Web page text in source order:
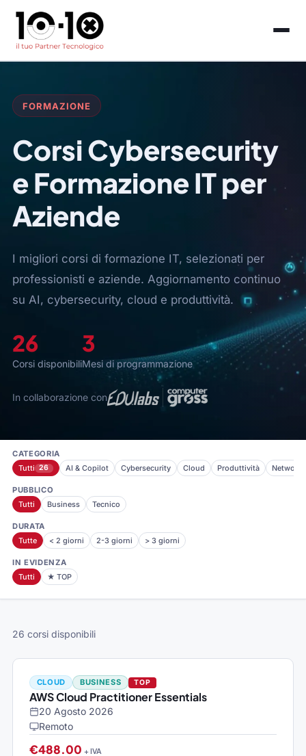
FORMAZIONE
Corsi Cybersecurity
e Formazione IT per
Aziende
I migliori corsi di formazione IT, selezionati per
professionisti e aziende. Aggiornamento continuo
su AI, cybersecurity, cloud e produttività.
26
Corsi disponibili
3
Mesi di programmazione
In collaborazione con
CATEGORIA
Tutti 26 AI & Copilot Cybersecurity Cloud Produttività
PUBBLICO
Tutti
Business Tecnico
DURATA
Tutte
< 2 giorni 2-3 giorni > 3 giorni
IN EVIDENZA
Tutti
★ TOP
26 corsi disponibili
CLOUD BUSINESS TOP
AWS Cloud Practitioner Essentials
20 Agosto 2026
Remoto
€488.00 + IVA